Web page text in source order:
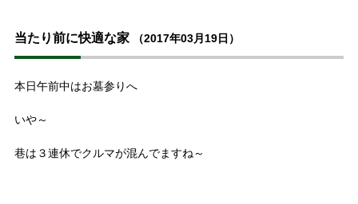
当たり前に快適な家 （2017年03月19日）
本日午前中はお墓参りへ
いや～
巷は３連休でクルマが混んでますね～